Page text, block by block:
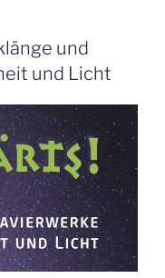
und
und Licht